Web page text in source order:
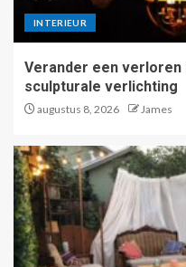
INTERIEUR
Verander een verloren
sculpturale verlichting
augustus 8, 2026 James